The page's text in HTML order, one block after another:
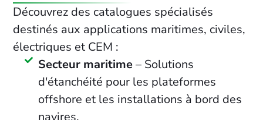
Découvrez des catalogues spécialisés
destinés aux applications maritimes, civiles,
électriques et CEM :
Secteur maritime– Solutions
d'étanchéité pour les plateformes
offshore et les installations à bord des
navires.